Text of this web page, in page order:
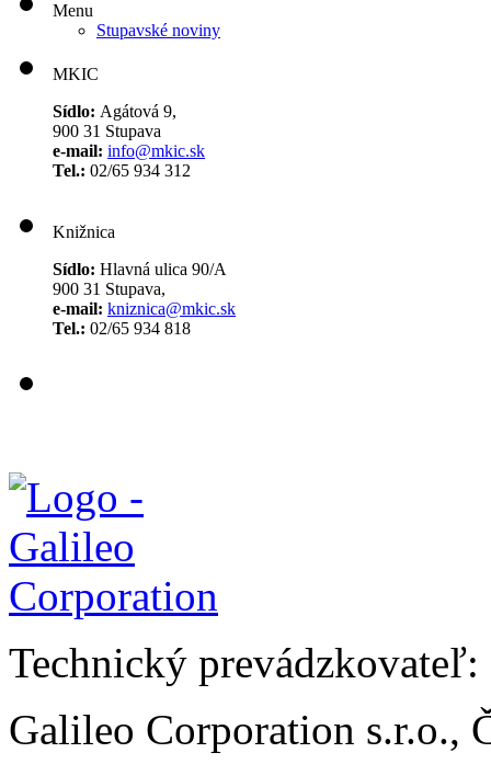
Menu
Stupavské noviny
MKIC
Sídlo: Agátová 9,
900 31 Stupava
e-mail: info@mkic.sk
Tel.: 02/65 934 312
Knižnica
Sídlo: Hlavná ulica 90/A
900 31 Stupava,
e-mail: kniznica@mkic.sk
Tel.: 02/65 934 818
Technický prevádzkovateľ:
Galileo Corporation s.r.o.,